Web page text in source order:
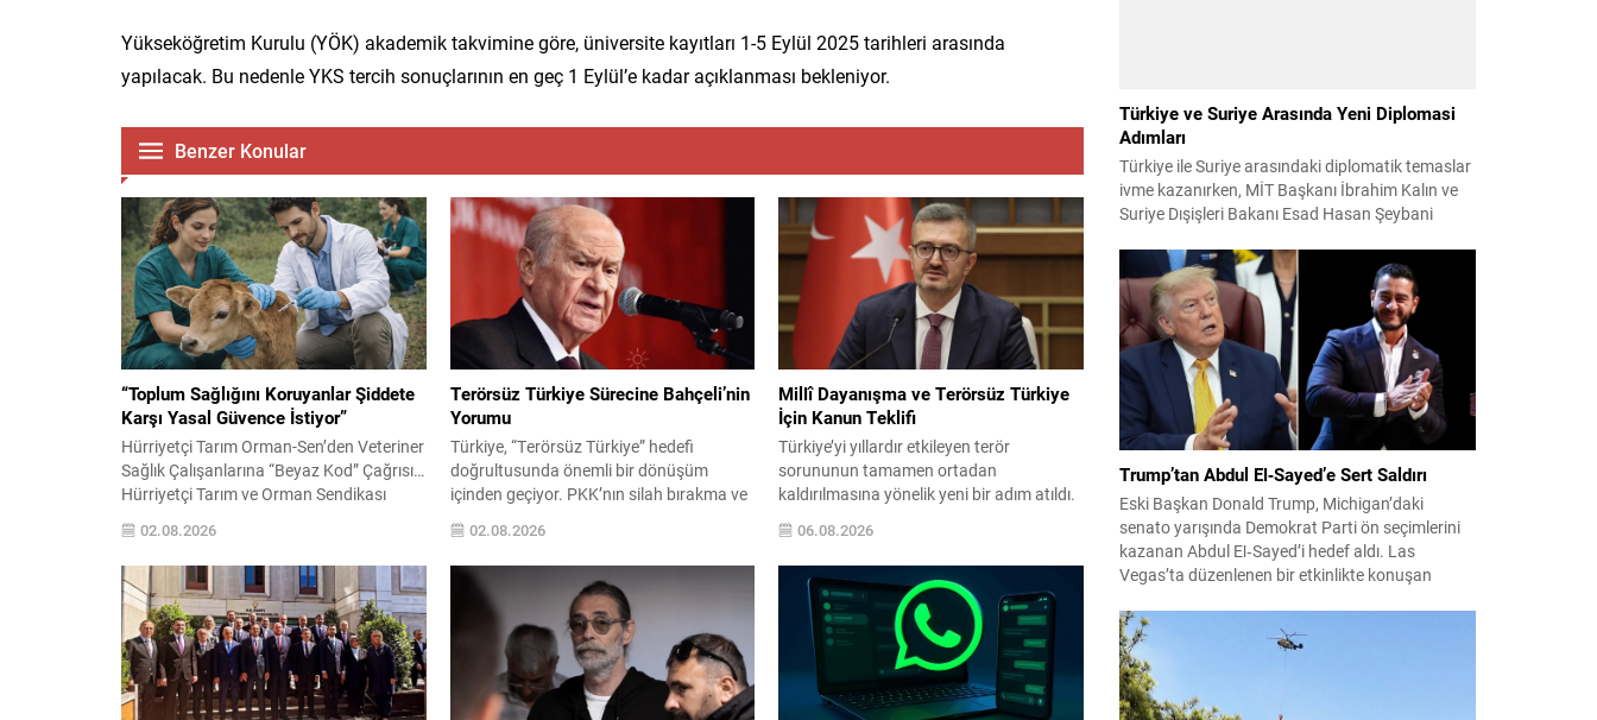
Yükseköğretim Kurulu (YÖK) akademik takvimine göre, üniversite kayıtları 1-5 Eylül 2025 tarihleri arasında
yapılacak. Bu nedenle YKS tercih sonuçlarının en geç 1 Eylül’e kadar açıklanması bekleniyor.
Benzer Konular
“Toplum Sağlığını Koruyanlar Şiddete
Karşı Yasal Güvence İstiyor”
Hürriyetçi Tarım Orman-Sen’den Veteriner
Sağlık Çalışanlarına “Beyaz Kod” Çağrısı…
Hürriyetçi Tarım ve Orman Sendikası
hekimler ile veteriner sağlık teknikerleri ve
teknisyenlerine yönelik artan şiddet
olaylarına dikkat çekerek, sağlık
çalışanlarına uygulanan “Beyaz Kod”
sisteminin veteriner sağlık çalışanlarını da
kapsaması amacıyla kanun teklifi
hazırladıklarını açıkladı. Sendika,
Çorum’da görev...
02.08.2026
Terörsüz Türkiye Sürecine Bahçeli’nin
Yorumu
Türkiye, “Terörsüz Türkiye” hedefi
doğrultusunda önemli bir dönüşüm
içinden geçiyor. PKK’nın silah bırakma ve
ardından hukuki düzenlemeler ve siyaset
kurumunda yürütülen çalışmalar sürecin
gündemini oluşturuyor. TBMM
Başkanlığı’nın siyasi partilerle
sürdürdüğü temaslar ve hazırlanan
taslaklarla süreç kritik bir aşamaya
gelmişken; MHP Genel Başkanı Devlet
Bahçeli ile Cumhurbaşkanı’nın...
02.08.2026
Millî Dayanışma ve Terörsüz Türkiye
İçin Kanun Teklifi
Türkiye’yi yıllardır etkileyen terör
sorununun tamamen ortadan
kaldırılmasına yönelik yeni bir adım atıldı.
yasa tasarısı, toplumun bütünleşmesini
amaçlayan düzenlemeleri içeriyor. Teklif,
yaklaşık 360 milletvekilinin imzasıyla
teslim edildi ve İletişim Başkanı
Burhanettin Duran tarafından
kamuoyuna duyuruldu. Meclise Sunulan
Teklifin Önemi Burhanettin Duran, teklifin
Millî Dayanışma ve Toplumsal...
06.08.2026
Türkiye ve Suriye Arasında Yeni Diplomasi
Adımları
Türkiye ile Suriye arasındaki diplomatik temaslar
ivme kazanırken, MİT Başkanı İbrahim Kalın ve
Suriye Dışişleri Bakanı Esad Hasan Şeybani
arasındaki iş birliği imkanları ve bölgesel istikrar
konuları detaylı şekilde ele alındı. Taraflar, komşu
ülkelerle ilişkilerin güçlendirilmesinin gerekliliği
üzerinde mutabık kaldı; ayrıca Suriye-Lübnan
ilişkilerine...
Trump’tan Abdul El‑Sayed’e Sert Saldırı
Eski Başkan Donald Trump, Michigan’daki
senato yarışında Demokrat Parti ön seçimlerini
kazanan Abdul El‑Sayed’i hedef aldı. Las
Vegas’ta düzenlenen bir etkinlikte konuşan
karşı olumsuz duygular taşıyan bir kişi olmakla
suçladı ve onu “komünist” olarak nitelendirdi.
Trump, konuşmasında El‑Sayed’in “Yahudilerden
nefret ettiğini” öne sürerek, bu...